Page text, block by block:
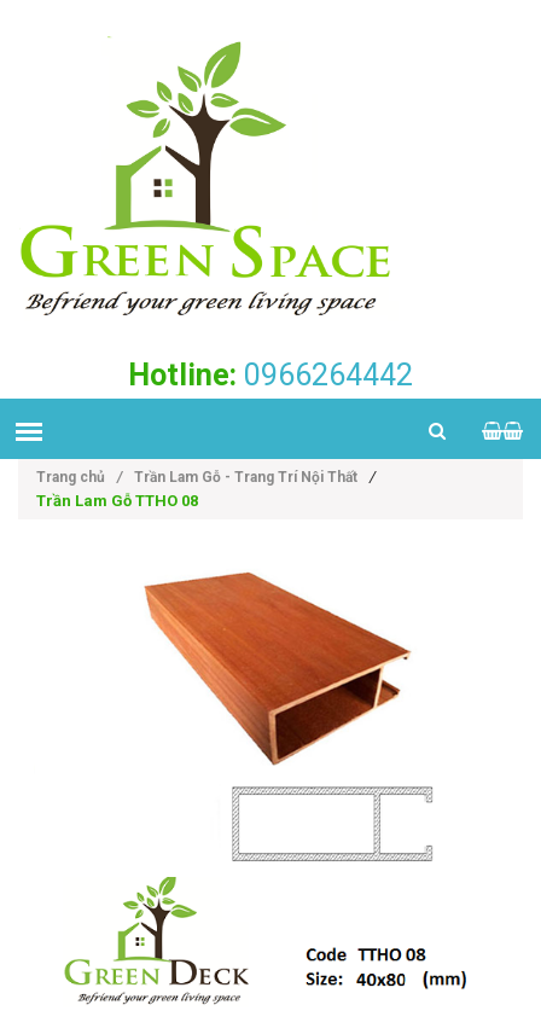
Hotline: 0966264442
Trang chủ / Trần Lam Gỗ - Trang Trí Nội Thất
/
Trần Lam Gỗ TTHO 08